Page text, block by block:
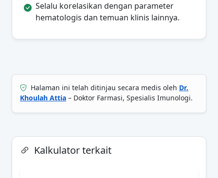
Selalu korelasikan dengan parameter
hematologis dan temuan klinis lainnya.
Halaman ini telah ditinjau secara medis oleh Dr.
Khoulah Attia – Doktor Farmasi, Spesialis Imunologi.
Kalkulator terkait